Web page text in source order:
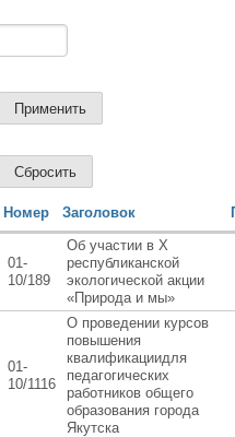
Номер Заголовок
01-
10/189
Об участии в X
республиканской
экологической акции
«Природа и мы»
01-
10/1116
О проведении курсов
повышения
квалификациидля
педагогических
работников общего
образования города
Якутска